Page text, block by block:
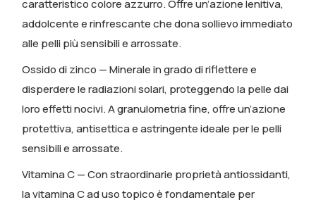
caratteristico colore azzurro. Offre un’azione lenitiva,
addolcente e rinfrescante che dona sollievo immediato
alle pelli più sensibili e arrossate.
Ossido di zinco — Minerale in grado di riflettere e
disperdere le radiazioni solari, proteggendo la pelle dai
loro effetti nocivi. A granulometria fine, offre un’azione
protettiva, antisettica e astringente ideale per le pelli
sensibili e arrossate.
Vitamina C— Con straordinarie proprietà antiossidanti,
la vitamina C ad uso topico è fondamentale per